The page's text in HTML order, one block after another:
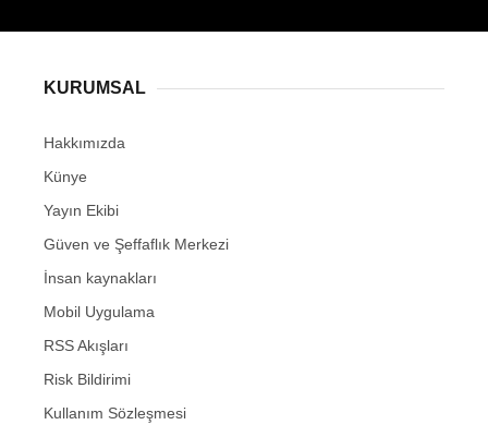
KURUMSAL
Hakkımızda
Künye
Yayın Ekibi
Güven ve Şeffaflık Merkezi
İnsan kaynakları
Mobil Uygulama
RSS Akışları
Risk Bildirimi
Kullanım Sözleşmesi